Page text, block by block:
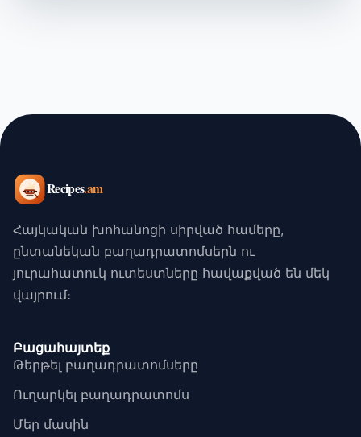
Հայկական խոհանոցի սիրված համերը,
ընտանեկան բաղադրատոմսերն ու
յուրահատուկ ուտեստները հավաքված են մեկ
վայրում։
Բացահայտեք
Թերթել բաղադրատոմսերը
Ուղարկել բաղադրատոմս
Մեր մասին